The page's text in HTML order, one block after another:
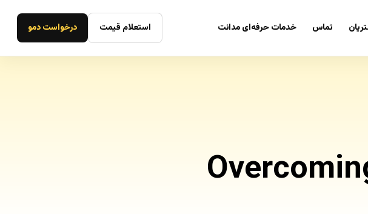
تماس خدمات حرفه‌ای مدانت استعلام قیمت درخواست دمو